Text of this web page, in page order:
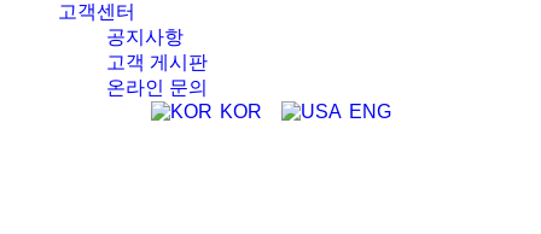
KOR ENG
고객센터
공지사항
고객 게시판
온라인 문의